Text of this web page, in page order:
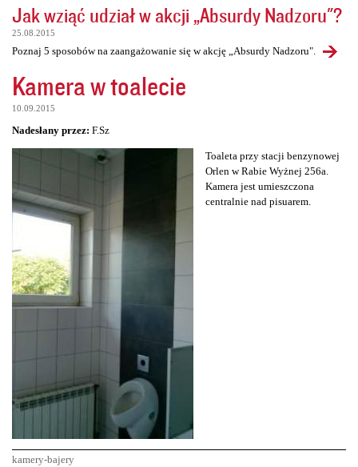
Jak wziąć udział w akcji „Absurdy Nadzoru"?
25.08.2015
Poznaj 5 sposobów na zaangażowanie się w akcję „Absurdy Nadzoru".
Kamera w toalecie
10.09.2015
Nadesłany przez: F.Sz
Toaleta przy stacji benzynowej
Orlen w Rabie Wyżnej 256a.
Kamera jest umieszczona
centralnie nad pisuarem.
kamery-bajery